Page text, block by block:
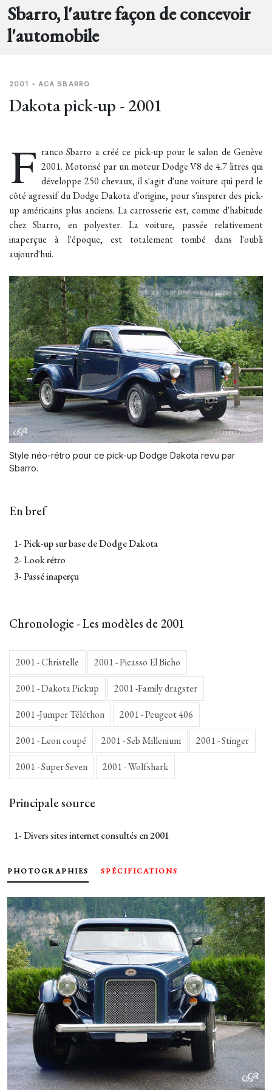
Sbarro, l'autre façon de concevoir
l'automobile
2001 - ACA SBARRO
Dakota pick-up - 2001
F ranco Sbarro a créé ce pick-up pour le salon de Genève
2001. Motorisé par un moteur Dodge V8 de 4.7 litres qui
développe 250 chevaux, il s'agit d'une voiture qui perd le
côté agressif du Dodge Dakota d'origine, pour s'inspirer des pick-
up américains plus anciens. La carrosserie est, comme d'habitude
chez Sbarro, en polyester. La voiture, passée relativement
inaperçue à l'époque, est totalement tombé dans l'oubli
aujourd'hui.
Style néo-rétro pour ce pick-up Dodge Dakota revu par
Sbarro.
En bref
1- Pick-up sur base de Dodge Dakota
2- Look rétro
3- Passé inaperçu
Chronologie - Les modèles de 2001
2001 - Christelle 2001 - Picasso El Bicho
2001 - Dakota Pickup 2001 -Family dragster
2001 -Jumper Téléthon 2001 - Peugeot 406
2001 - Leon coupé 2001 - Seb Millenium 2001 - Stinger
2001 - Super Seven 2001 - Wolfshark
Principale source
1- Divers sites internet consultés en 2001
PHOTOGRAPHIES SPÉCIFICATIONS